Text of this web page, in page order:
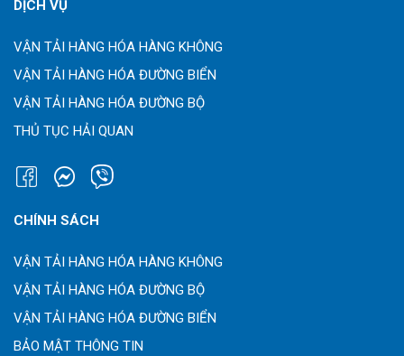
DỊCH VỤ
VẬN TẢI HÀNG HÓA HÀNG KHÔNG
VẬN TẢI HÀNG HÓA ĐƯỜNG BIỂN
VẬN TẢI HÀNG HÓA ĐƯỜNG BỘ
THỦ TỤC HẢI QUAN
CHÍNH SÁCH
VẬN TẢI HÀNG HÓA HÀNG KHÔNG
VẬN TẢI HÀNG HÓA ĐƯỜNG BỘ
VẬN TẢI HÀNG HÓA ĐƯỜNG BIỂN
BẢO MẬT THÔNG TIN